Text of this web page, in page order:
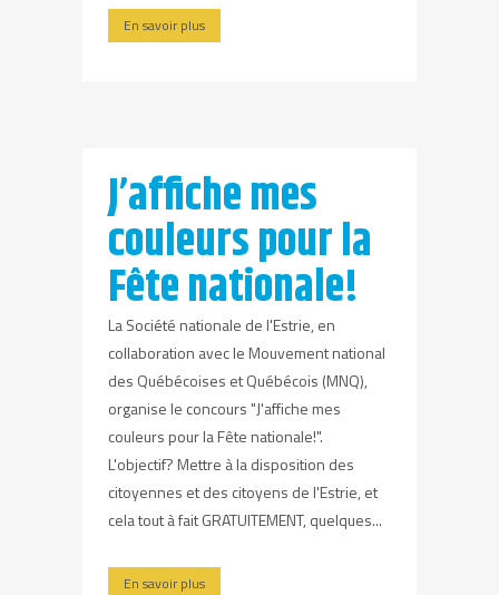
En savoir plus
J’affiche mes
couleurs pour la
Fête nationale!
La Société nationale de l'Estrie, en
collaboration avec le Mouvement national
des Québécoises et Québécois (MNQ),
organise le concours "J'affiche mes
couleurs pour la Fête nationale!".
L'objectif? Mettre à la disposition des
citoyennes et des citoyens de l'Estrie, et
cela tout à fait GRATUITEMENT, quelques...
En savoir plus